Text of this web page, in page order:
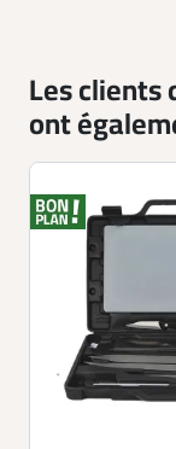
Les clients
ont